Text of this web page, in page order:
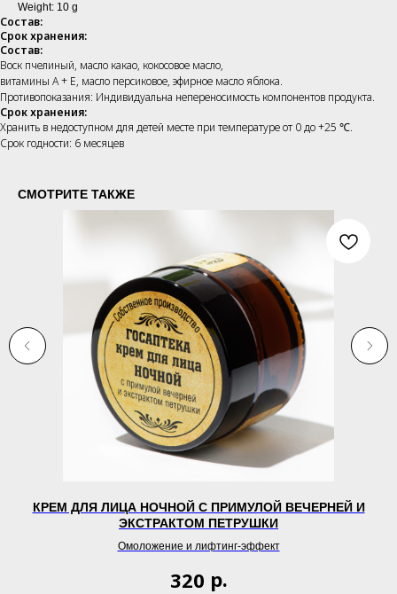
Weight: 10 g
Состав:
Срок хранения:
Состав:
Воск пчелиный, масло какао, кокосовое масло,
витамины А + Е, масло персиковое, эфирное масло яблока.
Противопоказания: Индивидуальна непереносимость компонентов продукта.
Срок хранения:
Хранить в недоступном для детей месте при температуре от 0 до +25 ℃.
Срок годности: 6 месяцев
СМОТРИТЕ ТАКЖЕ
КРЕМ ДЛЯ ЛИЦА НОЧНОЙ С ПРИМУЛОЙ ВЕЧЕРНЕЙ И
ЭКСТРАКТОМ ПЕТРУШКИ
Омоложение и лифтинг-эффект
320 р.